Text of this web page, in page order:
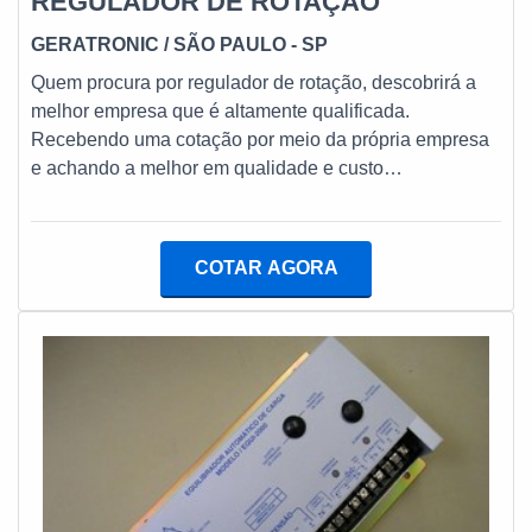
GERATRONIC / SÃO PAULO - SP
Quem procura por regulador de rotação, descobrirá a
melhor empresa que é altamente qualificada.
Recebendo uma cotação por meio da própria empresa
e achando a melhor em qualidade e custo
Geratronic obterá eficiência com cumprimento do prazo
ROTAçãOHá muitas maneiras eficientes de demonstrar
competência e excelência em sua área de atuação. A
Geratronic foca sua estratégia em criar uma estrutura
com: Tecnologia de ponta; Escritório de alta qualidade
onde são realizadas as atividades; Testes exaustivos
de cada equipamento. Tudo para garantir regulador de
rotação com ótima qualidade. Sem perder o foco em
regulador de rotação, deve-se ter a exatidão em orçar
COTAR AGORA